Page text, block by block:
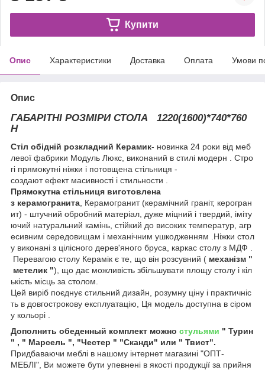
Купити
Опис Характеристики Доставка Оплата Умови
Опис
ГАБАРІТНІ РОЗМІРИ СТОЛА 1220(1600)*740*760
Н
Стіл обідній розкладний Керамик- новинка 24 роки від меб
левої фабрики Модуль Люкс, виконаний в стилі модерн . Стро
гі прямокутні ніжки і потовщена стільниця -
создают ефект масивності і стильности .
Прямокутна стільниця виготовлена
з керамогранита , Керамогранит (керамічний граніт, керогран
ит) - штучний обробний матеріал, дуже міцний і твердий, іміту
ючий натуральний камінь, стійкий до високих температур, агр
есивним середовищам і механічним ушкодженням .Ніжки стол
у виконані з цілісного дерев'яного бруса, каркас столу з МДФ .
Перевагою столу Керамік є те, що він розсувний ( механізм "
метелик "), що дає можливість збільшувати площу столу і кіл
ькість місць за столом.
Цей виріб поєднує стильний дизайн, розумну ціну і практичніс
ть в довгострокову експлуатацію, Ця модель доступна в сіром
у кольорі .
Дополнить обеденный комплект можно стульями " Турин
" , " Марсель ", "Честер " "Сканди" или " Твист".
Придбаваючи меблі в нашому інтернет магазині "ОПТ-
МЕБЛІ", Ви можете бути упевнені в якості продукції за прийня